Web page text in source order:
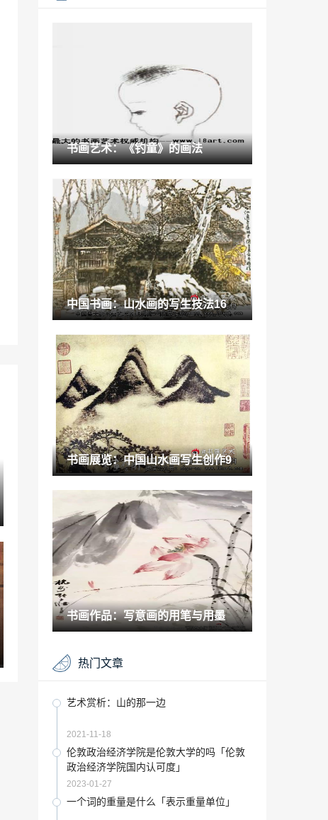
马戏团叠罗汉图片「武汉马戏团表演」
2023-01-18
福建农林大学景观设计「福建农林大学曾
任森 2019」
2023-02-07
谱牒研究会「家谱赞」
2022-11-25
书画作品：“民间奇人”书法家，一纸《陈
寄鹤书》索回鹤
2021-07-06
“瓷砖”金舵瓷砖星空系列浩瀚视界，随心
畅享
2022-10-09
临海微法院「跨域庭审」
2022-11-18
“十大”罗马利奥杯十大设计师评选全国十
强揭晓！
2022-09-25
“目标”KITO金意陶大干红五月，业绩再创
新辉煌
艺术涂料技术「美涂士艺术漆户外广告」
2023-02-03
人体油画 美到极致图片「油画美女作品欣
赏」
2022-12-08
文化艺术：特邀艺术家献礼全国两会—原
石
2021-06-21
心中，心中有字
收藏要点：上承古人下启来者--吴昌硕绘
2021-09-16
收藏百科：从《万壑松风图》到《清溪渔
隐图》（下）
2021-10-01
书画展览：中国大芬国际油画双年展征稿
书画艺术：《钓童》的画法
中国书画：山水画的写生技法16
书画展览：中国山水画写生创作9
书画作品：写意画的用笔与用墨
热门文章
艺术赏析：山的那一边
2021-11-18
伦敦政治经济学院是伦敦大学的吗「伦敦
政治经济学院国内认可度」
2023-01-27
一个词的重量是什么「表示重量单位」